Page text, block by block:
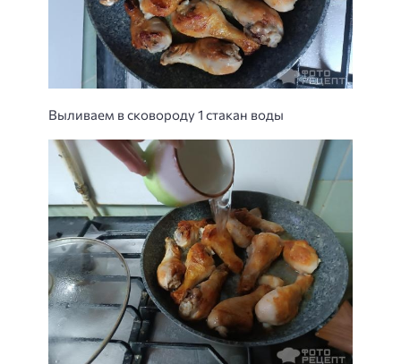
Выливаем в сковороду 1 стакан воды